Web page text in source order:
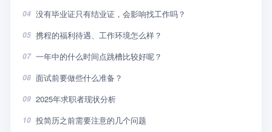
04 没有毕业证只有结业证，会影响找工作吗？
05 携程的福利待遇、工作环境怎么样？
07 一年中的什么时间点跳槽比较好呢？
08 面试前要做些什么准备？
09 2025年求职者现状分析
10 投简历之前需要注意的几个问题